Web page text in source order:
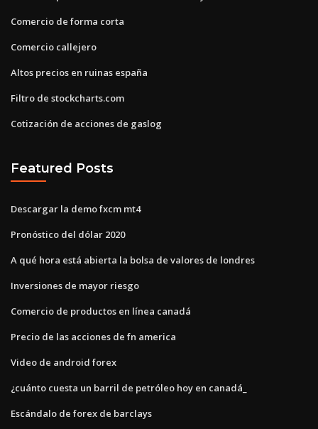
Comercio de forma corta
Comercio callejero
Altos precios en ruinas españa
Filtro de stockcharts.com
Cotización de acciones de gaslog
Featured Posts
Descargar la demo fxcm mt4
Pronóstico del dólar 2020
A qué hora está abierta la bolsa de valores de londres
Inversiones de mayor riesgo
Comercio de productos en línea canadá
Precio de las acciones de fn america
Video de android forex
¿cuánto cuesta un barril de petróleo hoy en canadá_
Escándalo de forex de barclays